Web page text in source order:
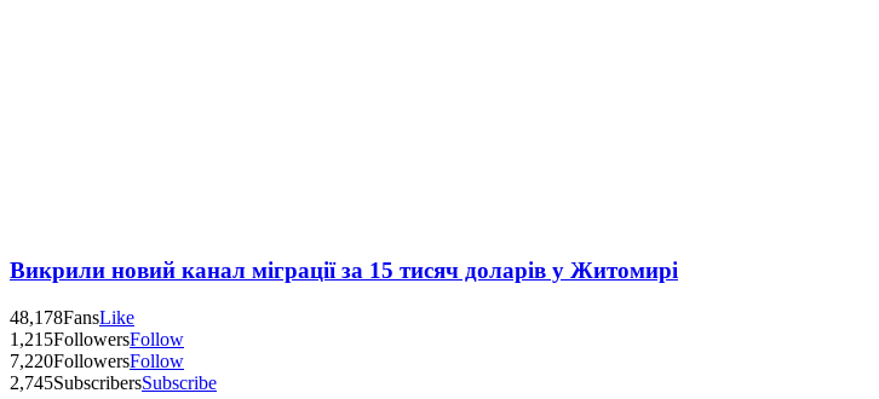
Викрили новий канал міграції за 15 тисяч доларів у Житомирі
48,178FansLike
1,215FollowersFollow
7,220FollowersFollow
2,745SubscribersSubscribe